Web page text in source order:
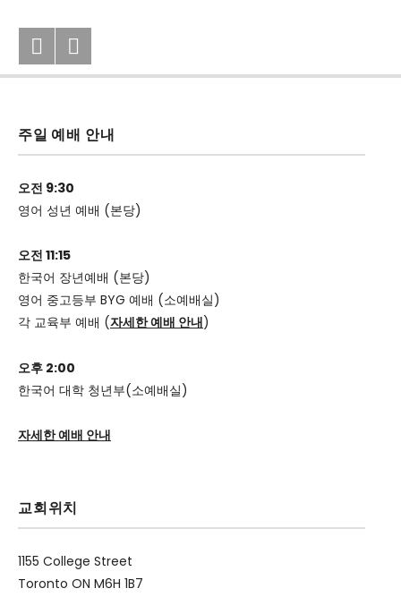
Post navigation
Previous: 2020년 12월10일(목) 벧
Next: 첫 방송
주일 예배 안내
오전 9:30
영어 성년 예배 (본당)
오전 11:15
한국어 장년예배 (본당)
영어 중고등부 BYG 예배 (소예배실)
각 교육부 예배 (자세한 예배 안내)
오후 2:00
한국어 대학 청년부(소예배실)
자세한 예배 안내
교회위치
1155 College Street
Toronto ON M6H 1B7